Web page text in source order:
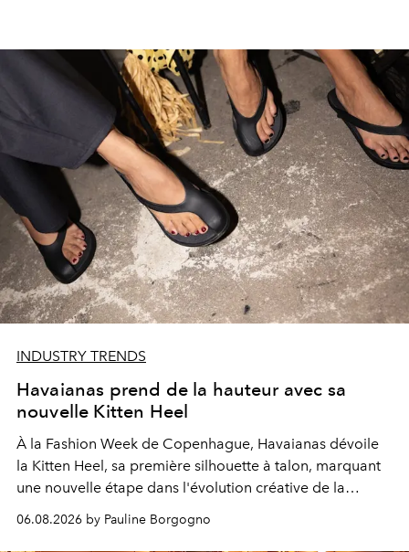
INDUSTRY TRENDS
Havaianas prend de la hauteur avec sa
nouvelle Kitten Heel
À la Fashion Week de Copenhague, Havaianas dévoile
la Kitten Heel, sa première silhouette à talon, marquant
une nouvelle étape dans l'évolution créative de la
06.08.2026 by Pauline Borgogno